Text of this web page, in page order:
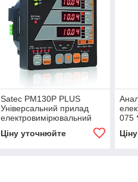
Satec PM130P PLUS
Універсальний прилад
електровимірювальний
miroteks.info@gmail.com
Ціну уточнюйте
075